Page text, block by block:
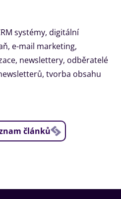
systémy, digitální
, e-mail marketing,
, newslettery, odběratelé
, tvorba obsahu
článků